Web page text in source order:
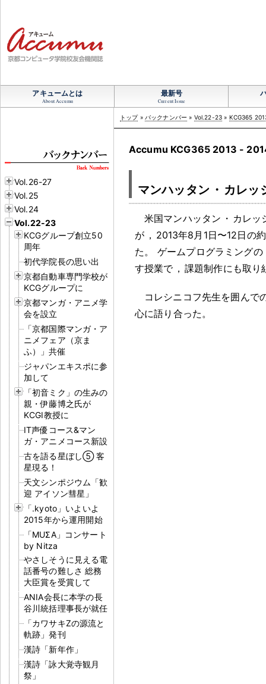
アキュームとは
About Accumu
最新号
Current Issue
Vol.26-27
Vol.25
Vol.24
Vol.22-23
KCGグループ創立50
周年
初代学院長の思い出
京都自動車専門学校が
KCGグループに
京都マンガ・アニメ学
会を設立
「京都国際マンガ・ア
ニメフェア（京ま
ふ）」共催
ジャパンエキスポに参
加して
「初音ミク」の生みの
親・伊藤博之氏が
KCGI教授に
IT声優コース&マン
ガ・アニメコース新設
古を語る星ぼし⑤ 客
星現る！
天文シンポジウム「歓
迎 アイソン彗星」
「.kyoto」いよいよ
2015年から運用開始
「MUΣA」コンサート
by Nitza
やさしそうに見える電
話番号の難しさ 総務
大臣賞を受賞して
ANIA会長に本学の長
谷川統括理事長が就任
「カワサキZの源流と
軌跡」発刊
漢詩「新年作」
漢詩「詠大覚寺観月
祭」
トップ» バックナンバー » Vol.22-23 » KCG365
Accumu KCG365 2013 -
マンハッタン ・ カレッ
米国マンハッタン ・ カレッ
が ， 2013年8月1日〜12日の
た 。
ゲームプログラミング
す授業で ， 課題制作にも取り
コレシニコフ先生を囲んで
心に語り合った 。